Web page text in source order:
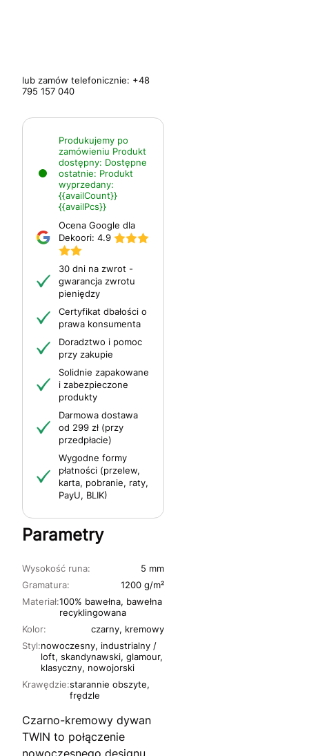
lub zamów telefonicznie: +48
795 157 040
Produkujemy po
zamówieniu Produkt
dostępny: Dostępne
ostatnie: Produkt
wyprzedany:
{{availCount}}
{{availPcs}}
Ocena Google dla
Dekoori: 4.9
30 dni na zwrot -
gwarancja zwrotu
pieniędzy
Certyfikat dbałości o
prawa konsumenta
Doradztwo i pomoc
przy zakupie
Solidnie zapakowane
i zabezpieczone
produkty
Darmowa dostawa
od 299 zł (przy
przedpłacie)
Wygodne formy
płatności (przelew,
karta, pobranie, raty,
PayU, BLIK)
Parametry
Krawędzie:starannie obszyte,
frędzle
Kolor:
czarny, kremowy
Styl:nowoczesny, industrialny /
loft, skandynawski, glamour,
klasyczny, nowojorski
Wysokość runa:
5 mm
Gramatura:
1200 g/m²
Materiał:100% bawełna, bawełna
recyklingowana
Czarno-kremowy dywan
TWIN to połączenie